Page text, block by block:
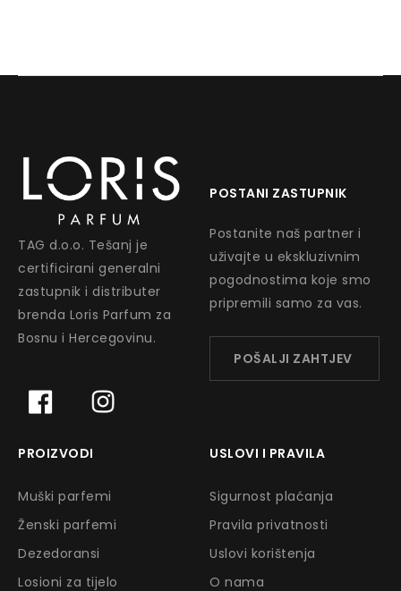
TAG d.o.o. Tešanj je
certificirani generalni
zastupnik i distributer
brenda Loris Parfum za
Bosnu i Hercegovinu.
POSTANI ZASTUPNIK
Postanite naš partner i
uživajte u ekskluzivnim
pogodnostima koje smo
pripremili samo za vas.
POŠALJI ZAHTJEV
PROIZVODI
Muški parfemi
Ženski parfemi
Dezedoransi
Losioni za tijelo
USLOVI I PRAVILA
Sigurnost plaćanja
Pravila privatnosti
Uslovi korištenja
O nama